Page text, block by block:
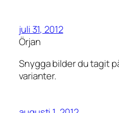
juli 31, 2012
Örjan
Snygga bilder du tagit
varianter.